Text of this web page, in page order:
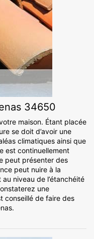
34650
maison. Étant placée
se doit d’avoir une
climatiques ainsi que
est continuellement
peut présenter des
peut nuire à la
niveau de l’étanchéité
une
conseillé de faire des